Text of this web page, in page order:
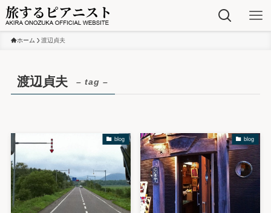
ホーム 渡辺貞夫
渡辺貞夫 – tag –
blog blog